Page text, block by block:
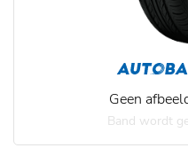
Geen
Band wordt